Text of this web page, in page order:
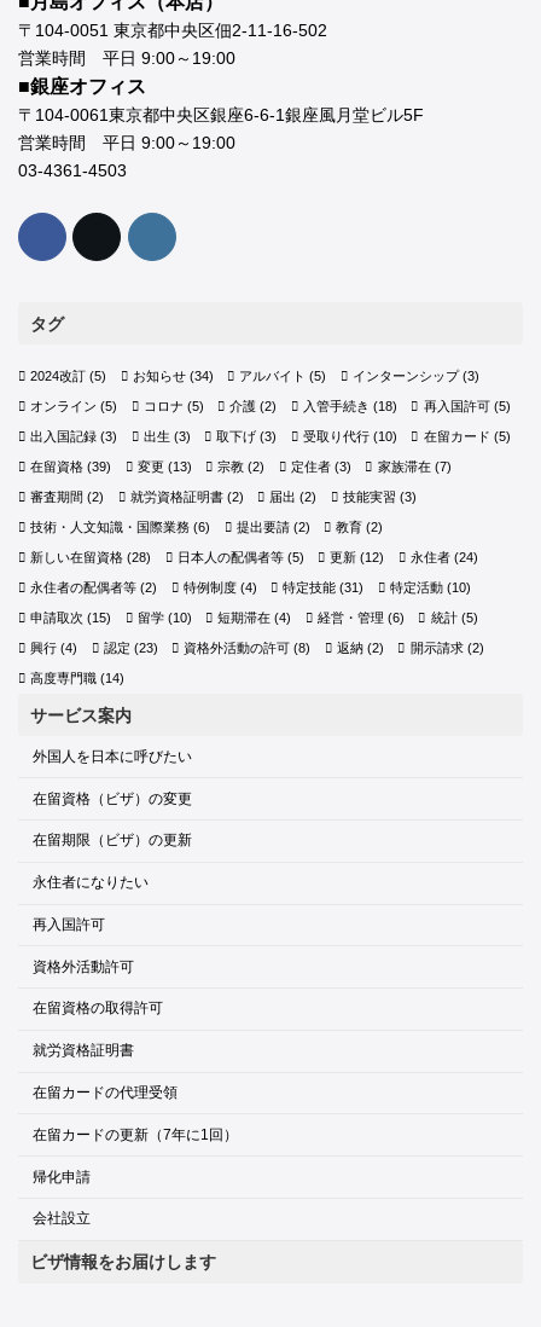
〒104-0051 東京都中央区佃2-11-16-502
営業時間 平日 9:00～19:00
■銀座オフィス
〒104-0061東京都中央区銀座6-6-1銀座風月堂ビル5F
営業時間 平日 9:00～19:00
03-4361-4503
タグ
2024改訂 (5) お知らせ(34) アルバイト (5) インターンシップ(3)
オンライン (5) コロナ (5) 介護 (2) 入管手続き (18) 再入国許可(5)
出入国記録 (3) 出生 (3) 取下げ (3) 受取り代行(10) 在留カード (5)
在留資格 (39) 変更 (13) 宗教 (2) 定住者(3) 家族滞在(7)
審査期間 (2) 就労資格証明書(2) 届出 (2) 技能実習 (3)
技術・人文知識・国際業務 (6) 提出要請(2) 教育 (2)
新しい在留資格 (28) 日本人の配偶者等(5) 更新 (12) 永住者(24)
永住者の配偶者等 (2) 特例制度(4) 特定技能 (31) 特定活動(10)
申請取次 (15) 留学(10) 短期滞在 (4) 経営・管理 (6) 統計(5)
興行 (4) 認定 (23) 資格外活動の許可 (8) 返納(2) 開示請求(2)
高度専門職 (14)
サービス案内
外国人を日本に呼びたい
在留資格（ビザ）の変更
在留期限（ビザ）の更新
永住者になりたい
再入国許可
資格外活動許可
在留資格の取得許可
就労資格証明書
在留カードの代理受領
在留カードの更新（7年に1回）
帰化申請
会社設立
ビザ情報をお届けします